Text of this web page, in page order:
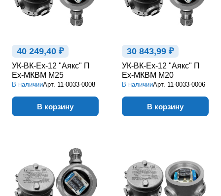
40 249,40 ₽
УК-ВК-Ex-12 "Аякс" П
Ex-МКВМ М25
В наличииАрт. 11-0033-0008
В корзину
30 843,99 ₽
УК-ВК-Ex-12 "Аякс" П
Ex-МКВМ М20
В наличииАрт. 11-0033-0006
В корзину